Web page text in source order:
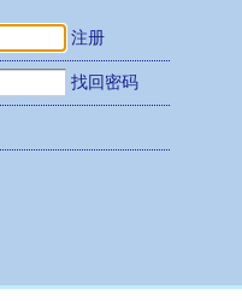
注册
找回密码